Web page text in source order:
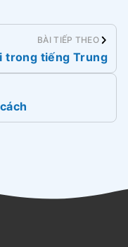
BÀI TIẾP THEO
trong tiếng Trung